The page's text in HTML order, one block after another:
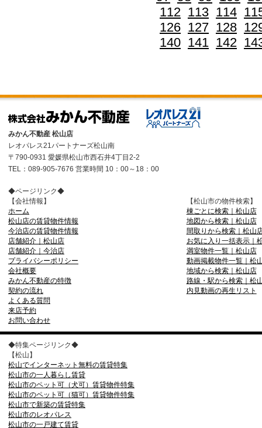
112 113 114
126 127 128
140 141 142
みかん不動産 松山店
レオパレス21パートナーズ松山南
〒790-0931 愛媛県松山市西石井4丁目2-2
TEL：089-905-7676 営業時間 10：00～18：00
◆ページリンク◆
【会社情報】
ホーム
松山店の賃貸物件情報
今治店の賃貸物件情報
店舗紹介｜松山店
店舗紹介｜今治店
プライバシーポリシー
会社概要
みかん不動産の特徴
契約の流れ
よくある質問
来店予約
お問い合わせ
【松山市の物件検索】
棟ごとに検索｜松山店
地図から検索｜松山店
間取りから検索｜松山
お気に入り一括表示｜
満室物件一覧｜松山店
動画掲載物件一覧｜松
地域から検索｜松山店
路線・駅から検索｜松
内見動画の再生リスト
◆特集ページリンク◆
【松山】
松山でインターネット無料の賃貸特集
松山市の一人暮らし賃貸
松山市のペット可（犬可）賃貸物件特集
松山市のペット可（猫可）賃貸物件特集
松山市で新築の賃貸特集
松山市のレオパレス
松山市の一戸建て賃貸